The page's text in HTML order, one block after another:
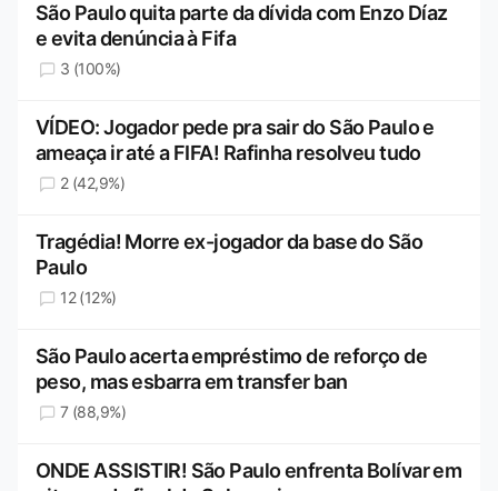
São Paulo quita parte da dívida com Enzo Díaz
e evita denúncia à Fifa
3 (100%)
VÍDEO: Jogador pede pra sair do São Paulo e
ameaça ir até a FIFA! Rafinha resolveu tudo
2 (42,9%)
Tragédia! Morre ex-jogador da base do São
Paulo
12 (12%)
São Paulo acerta empréstimo de reforço de
peso, mas esbarra em transfer ban
7 (88,9%)
ONDE ASSISTIR! São Paulo enfrenta Bolívar em